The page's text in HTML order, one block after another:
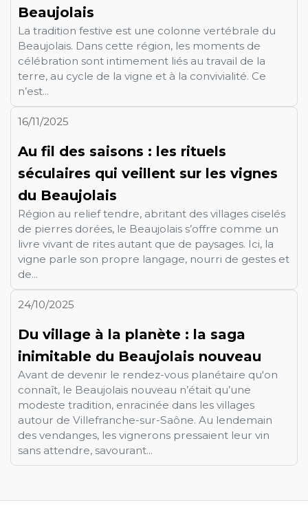
Beaujolais
La tradition festive est une colonne vertébrale du
Beaujolais. Dans cette région, les moments de
célébration sont intimement liés au travail de la
terre, au cycle de la vigne et à la convivialité. Ce
n’est...
16/11/2025
Au fil des saisons : les rituels
séculaires qui veillent sur les vignes
du Beaujolais
Région au relief tendre, abritant des villages ciselés
de pierres dorées, le Beaujolais s’offre comme un
livre vivant de rites autant que de paysages. Ici, la
vigne parle son propre langage, nourri de gestes et
de...
24/10/2025
Du village à la planète : la saga
inimitable du Beaujolais nouveau
Avant de devenir le rendez-vous planétaire qu'on
connaît, le Beaujolais nouveau n’était qu’une
modeste tradition, enracinée dans les villages
autour de Villefranche-sur-Saône. Au lendemain
des vendanges, les vignerons pressaient leur vin
sans attendre, savourant...